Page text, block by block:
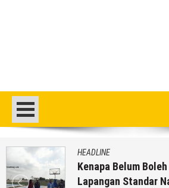
HEADLINE
Kenapa Belum
Lapangan Standar